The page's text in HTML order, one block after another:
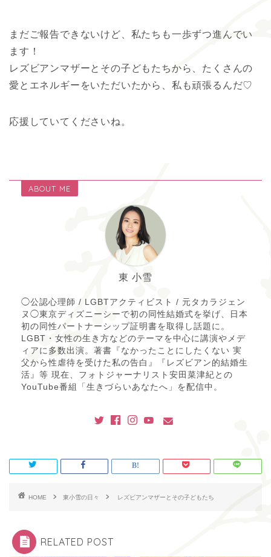
まだご報告できないけど、私たちも一歩ずつ進んでい
ます！
レズビアンマザーとその子どもたちから、たくさんの
愛とエネルギーをいただいたから、私も頑張るんだ♡
応援していてくださいね。
ABOUT ME
東 小雪
◯公認心理師 / LGBTアクティビスト / 元タカラジェン
ヌ◯東京ディズニーシーで初の同性結婚式を挙げ、日本
初の同性パートナーシップ証明書を取得し話題に。
LGBT・女性の生き方などのテーマを中心に講演やメデ
ィアに多数出演。著書『なかったことにしたくない 実
父から性虐待を受けた私の告白』『レズビアン的結婚生
活』等 現在、フォトジャーナリスト安田菜津紀との
YouTube番組「生きづらいあなたへ」を配信中。
HOME 東小雪の日々 レズビアンマザーとその子どもたち
RELATED POST